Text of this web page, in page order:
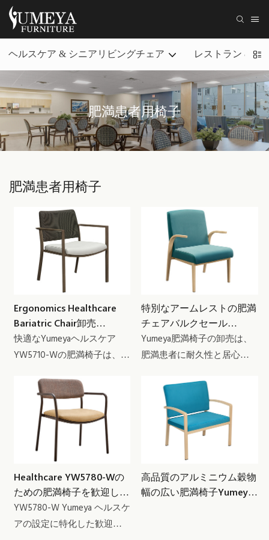
ヘルスケア & シニアリビングチェア レストラン & カ
肥満患者用椅子
肥満患者用椅子
Ergonomics Healthcare
Bariatric Chair卸売
YW5710-W Yumeya
快適なYumeyaヘルスケア
YW5710-Wの肥満椅子は、最
供するように設計されたス
タイリッシュで耐久性のあ
る座席オプションです。 頑
丈な構造と調整可能な機能
により、この椅子はさまざ
るためのヘルスケア設定で
の使用に最適です
特別なアームレストの肥満
チェアバルクセール
YW5719-W [100001]
Yumeya肥満椅子の卸売は、
肥満患者に耐久性と居心地
な構造と魅力的なデザイン
により、この椅子は追加の
サポートを必要とする個人
に快適な座席体験を提供し
Healthcare YW5780-Wの
ための肥満椅子を歓迎しま
す Yumeya
YW5780-W Yumeya ヘルスケ
アの設定に特化した歓迎の
高品質のアルミニウム穀物
幅の広い肥満椅子Yumeya